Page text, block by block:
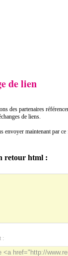
de lien
des partenaires
de liens.
envoyer maintenant par
retour html :
: